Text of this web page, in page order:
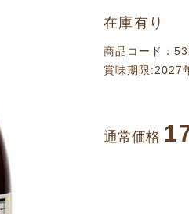
在庫有り
商品コード：
賞味期限:2027
通常価格